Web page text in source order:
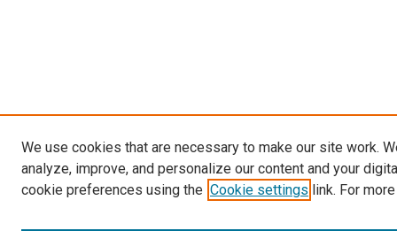
We use cookies that are necessary to make our site work.
analyze, improve, and personalize our content and your
cookie preferences using the Cookie settings link. For